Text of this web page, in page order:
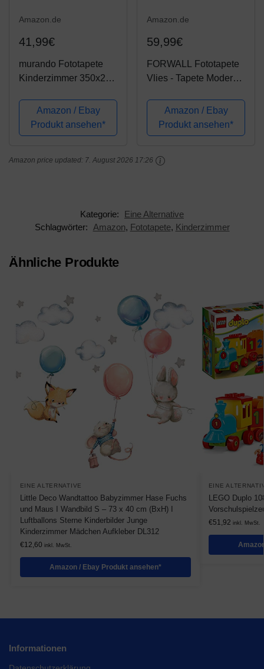
Amazon.de
41,99€
murando Fototapete
Kinderzimmer 350x256
Wandtapete XXL
Moderne Wanddeko
Design Wand
Wohnzimmer
Amazon / Ebay
Produkt ansehen*
Amazon.de
59,99€
FORWALL Fototapete
Vlies - Tapete Moderne
Einhorn Kinderzimmer
VEXXL (312cm. x
219cm.)
Wandtapete Design
Amazon / Ebay
Produkt ansehen*
Amazon price updated: 7. August 2026 17:26
Kategorie:
Eine Alternative
Schlagwörter:
Amazon, Fototapete, Kinderzimmer
Ähnliche Produkte
EINE ALTERNATIVE
Little Deco Wandtattoo Babyzimmer Hase Fuchs
und Maus I Wandbild S – 73 x 40 cm (BxH) I
Luftballons Sterne Kinderbilder Junge
Kinderzimmer Mädchen Aufkleber DL312
€12,60 inkl. MwSt.
Amazon / Ebay Produkt ansehen*
EINE
LEGO Duplo
€51,92 inkl. MwSt.
Informationen